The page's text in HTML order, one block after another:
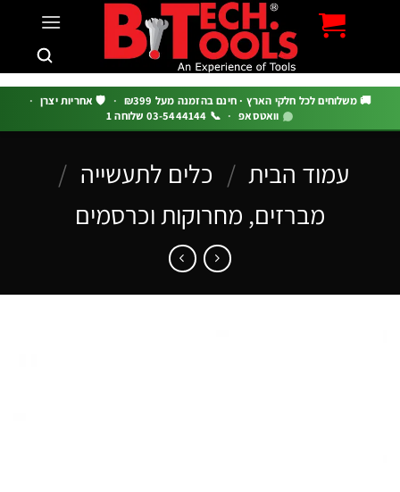
משלוחים לכל חלקי הארץ · חינם בהזמנה מעל ₪399 · 🛡️ אחריות יצרן ·
וואטסאפ · 📞 03-5444144 שלוחה 1
עמוד הבית / כלים לתעשייה /
מברזים, מחרוקות וכרסמים